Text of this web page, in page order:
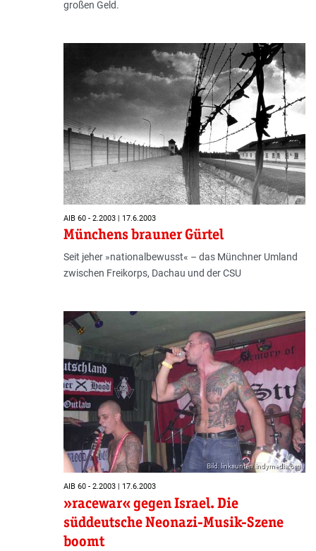
großen Geld.
AIB 60 - 2.2003 | 17.6.2003
Münchens brauner Gürtel
Seit jeher »nationalbewusst« ­­– das Münchner Umland
zwischen Freikorps, Dachau und der CSU
Bild: linksunten.indymedia.org
AIB 60 - 2.2003 | 17.6.2003
»racewar« gegen Israel. Die
süddeutsche Neonazi-Musik-Szene
boomt